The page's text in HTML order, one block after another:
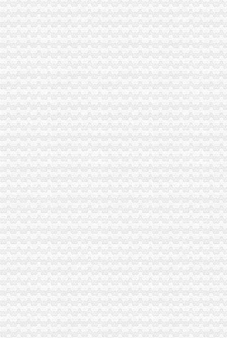
修改重庆市渝中区马家堡小学资料-我要搜学网
渝中区马家堡小学好不好呀？求指教-早教幼儿园小学-重庆购物狂
说课唐令春重庆渝中区马家堡小学《可能》-原创-搜狐
重庆市渝中区马家堡小学-城市吧街景地图
【重庆市渝中区马家堡-公交车站商铺出租渝中大坪商铺出租】第一时
重庆市渝中区马家堡小学附近7天_重庆市渝中区马家堡小学附近7天连
【重庆市渝中区大坪制面厂马家堡饮食店】重庆市渝中区大坪制面厂
重庆市渝中区马家堡小学介绍_简介-马家堡小学
市渝中区马家堡小学股票开户,重庆市渝中区马家堡小学股票开户,
重庆市渝中区马家堡小学校怎么样_百度知道
渝中区中华路小学、马家堡小学新学期响“创模”第一_环保先锋_
桐君阁大房重庆市渝中区马家堡八十八店
重庆市渝中区马家堡小学校择校费|重庆市渝中区马家堡小学校住宿费,
重庆中房家苑房产经纪有限公司渝中区马家堡经营部_【信用信息_诉讼
说课唐令春重庆渝中区马家堡小学《可能》—在线播放—优酷
说课唐令春重庆渝中区马家堡小学《可能》—在线播放—优酷
说课唐令春重庆渝中区马家堡小学《可能》_土豆
说课唐令春重庆渝中区马家堡小学《可能》_土豆
重庆市渝中区马家堡粮店_重庆市_渝中区_企业在线
重庆市渝中区马家堡粮店_重庆市_渝中区_企业在线